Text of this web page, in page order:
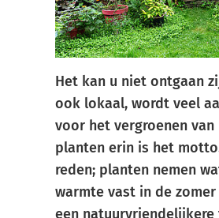
Het kan u niet ontgaan
ook lokaal, wordt veel
voor het vergroenen
planten erin is het
reden; planten nemen
warmte vast in de
een natuurvriendelijkere